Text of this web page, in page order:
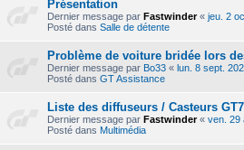
Présentation
Dernier message par Fastwinder« jeu. 2
Posté dans Salle de détente
Problème de voiture bridée lors
Dernier message par Bo33 « lun. 8 sept.
Posté dans GT Assistance
Liste des diffuseurs / Casteurs
Dernier message par Fastwinder« ven. 29
Posté dans Multimédia